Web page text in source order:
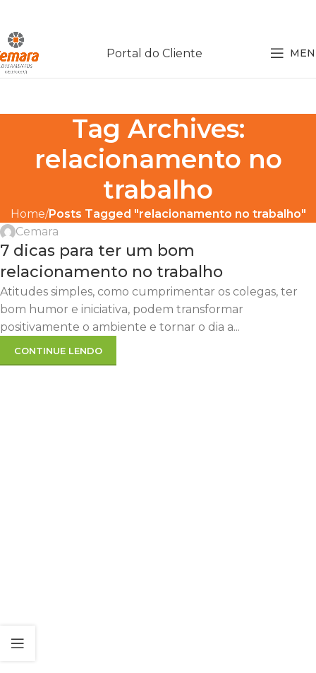
Portal do Cliente
Tag Archives:
relacionamento no
trabalho
Home Posts Tagged "relacionamento no trabalho"
Cemara
7 dicas para ter um bom
relacionamento no trabalho
Atitudes simples, como cumprimentar os colegas, ter
bom humor e iniciativa, podem transformar
positivamente o ambiente e tornar o dia a...
CONTINUE LENDO